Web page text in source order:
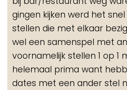
gingen kijken werd het
stellen die met elkaar
wel een samenspel met
voornamelijk stellen 1 op 1
helemaal prima want
dates met een ander stel